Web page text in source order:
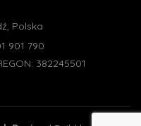
Polska
901 790
382245501